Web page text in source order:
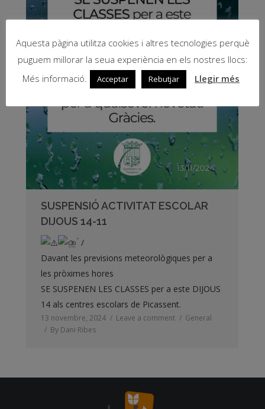
SUSPENSIÓ ACTIVITAT ESCOLAR
DIJOUS 14-11
́ /
Davant les previsions meteorològiques per a
les pròximes hores
SE SUSPENEN LES CLASSES per a este DIJOUS
14 als centres escolars de Picassent.
13 novembre, 2024 Leave a comment
General
By Dani Ribes
Aquesta pàgina utilitza cookies i altres tecnologies perquè
puguem millorar la seua experiència en els nostres llocs:
Més informació.
Acceptar Rebutjar Llegir més